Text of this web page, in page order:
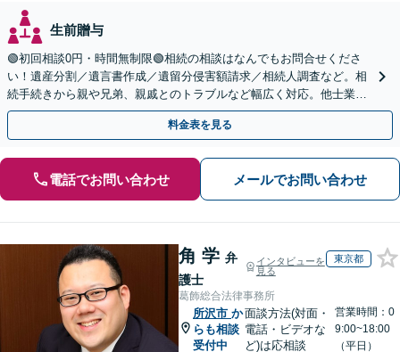
生前贈与
🟢初回相談0円・時間無制限🟢相続の相談はなんでもお問合せくださ
い！遺産分割／遺言書作成／遺留分侵害額請求／相続人調査など。相
続手続きから親や兄弟、親戚とのトラブルなど幅広く対応。他士業と
も連携可能です【出張相談可】【東所沢駅30秒】
料金表を見る
電話でお問い合わせ メールでお問い合わせ
角 学 弁
護士
インタビューを
見る
東京都
葛飾総合法律事務所
所沢市 か
らも相談
受付中
面談方法(対面・
電話・ビデオな
ど)は応相談
営業時間：0
9:00~18:00
（平日）